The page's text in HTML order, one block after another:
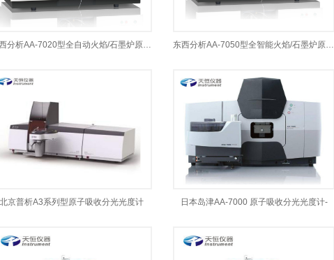
东西分析AA-7020型全自动火焰/石墨炉原子吸收-东西分析 东西分析AA-7050型全智能火焰/石墨炉原子吸收
北京普析A3系列型原子吸收分光光度计 日本岛津AA-7000 原子吸收分光光度计-